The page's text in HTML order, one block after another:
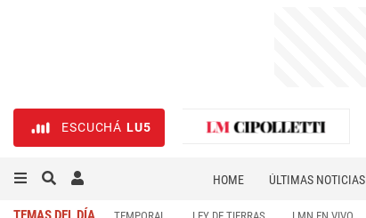
ESCUCHÁ LU5
HOME ÚLTIMAS NOTICIAS